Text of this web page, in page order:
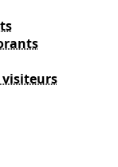
visiteurs